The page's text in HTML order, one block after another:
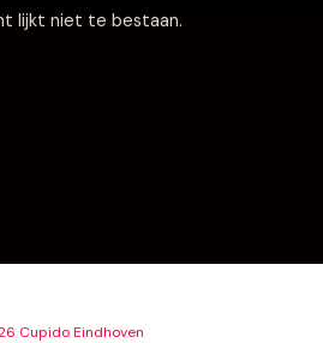
lijkt niet te bestaan.
Cupido Eindhoven